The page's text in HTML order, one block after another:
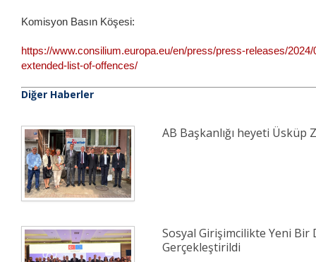
Komisyon Basın Köşesi:
https://www.consilium.europa.eu/en/press/press-releases/
extended-list-of-offences/
Diğer Haberler
AB Başkanlığı heyeti Üsküp
Sosyal Girişimcilikte Yeni Bir
Gerçekleştirildi